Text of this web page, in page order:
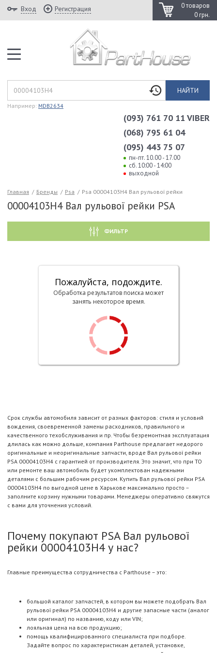
0 товаров
0 грн.
Вход Регистрация
НАЙТИ
Например: MDB2634
(093) 761 70 11 VIBER
(068) 795 61 04
(095) 443 75 07
пн-пт. 10.00 - 17.00
сб. 10:00 - 14:00
выходной
Главная / Бренды / Psa / Psa 00004103H4 Вал рульової рейки
00004103H4 Вал рульової рейки PSA
ФИЛЬТР
Пожалуйста, подождите.
Обработка результатов поиска может
занять некоторое время.
Срок службы автомобиля зависит от разных факторов: стиля и условий
вождения, своевременной замены расходников, правильного и
качественного техобслуживания и пр. Чтобы безремонтная эксплуатация
длилась как можно дольше, компания Parthouse предлагает недорого
оригинальные и неоригинальные запчасти, вроде Вал рульової рейки
PSA 00004103H4 с гарантией от производителя. Это значит, что при ТО
или ремонте ваш автомобиль будет укомплектован надежными
деталями с большим рабочим ресурсом. Купить Вал рульової рейки PSA
00004103H4 по выгодной цене в Харькове максимально просто –
заполните корзину нужными товарами. Менеджеры оперативно свяжутся
с вами для уточнения условий.
Почему покупают PSA Вал рульової
рейки 00004103H4 у нас?
Главные преимущества сотрудничества с Parthouse – это:
большой каталог запчастей, в котором вы можете подобрать Вал
рульової рейки PSA 00004103H4 и другие запасные части (аналог
или оригинал) по названию, коду или VIN;
лояльная цена на всю продукцию;
помощь квалифицированного специалиста при подборе.
Задайте вопрос по характеристикам деталей, установке,